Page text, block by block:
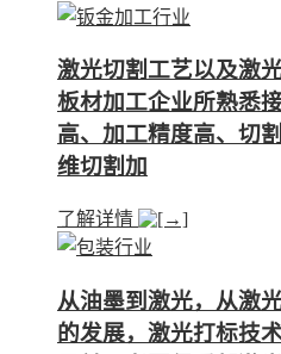
激光切割工艺以及激
板材加工企业所熟悉
高、加工精度高、切
维切割加
了解详情
从油墨到激光，从激
的发展，激光打标技